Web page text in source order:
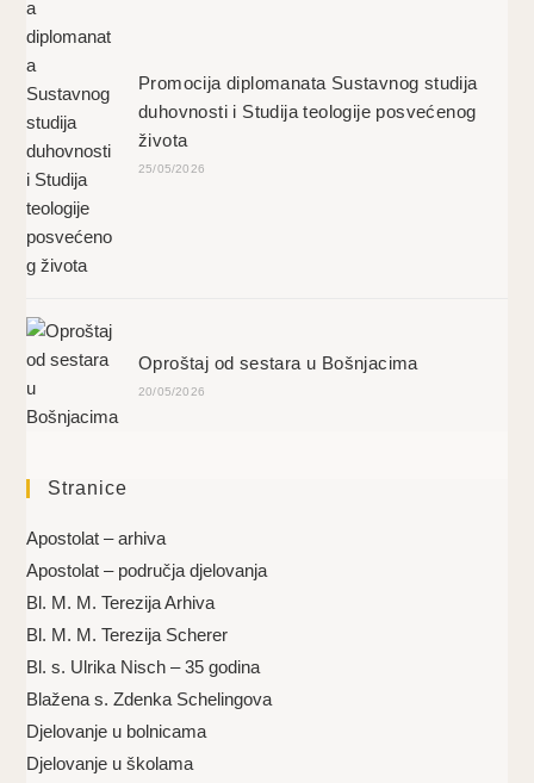
Promocija diplomanata Sustavnog studija
duhovnosti i Studija teologije posvećenog
života
25/05/2026
Oproštaj od sestara u Bošnjacima
20/05/2026
Stranice
Apostolat – arhiva
Apostolat – područja djelovanja
Bl. M. M. Terezija Arhiva
Bl. M. M. Terezija Scherer
Bl. s. Ulrika Nisch – 35 godina
Blažena s. Zdenka Schelingova
Djelovanje u bolnicama
Djelovanje u školama